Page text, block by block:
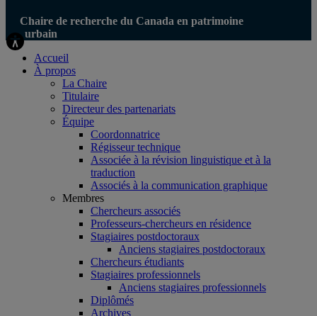
Chaire de recherche du Canada en patrimoine
urbain
Accueil
À propos
La Chaire
Titulaire
Directeur des partenariats
Équipe
Coordonnatrice
Régisseur technique
Associée à la révision linguistique et à la
traduction
Associés à la communication graphique
Membres
Chercheurs associés
Professeurs-chercheurs en résidence
Stagiaires postdoctoraux
Anciens stagiaires postdoctoraux
Chercheurs étudiants
Stagiaires professionnels
Anciens stagiaires professionnels
Diplômés
Archives